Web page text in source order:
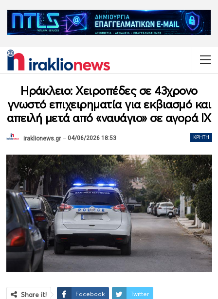
Ηράκλειο: Χειροπέδες σε 43χρονο
γνωστό επιχειρηματία για εκβιασμό και
απειλή μετά από «ναυάγιο» σε αγορά ΙΧ
ΚΡΉΤΗ
iraklionews.gr 04/06/2026 18:53
Share it! Facebook Twitter